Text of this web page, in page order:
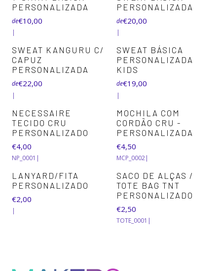
PERSONALIZADA
de€10,00
|
PERSONALIZADA
de€20,00
|
SWEAT KANGURU C/
CAPUZ
PERSONALIZADA
de€22,00
|
SWEAT BÁSICA
PERSONALIZADA
KIDS
de€19,00
|
NECESSAIRE
TECIDO CRU
PERSONALIZADO
€4,00
NP_0001 |
MOCHILA COM
CORDÃO CRU -
PERSONALIZADA
€4,50
MCP_0002|
LANYARD/FITA
PERSONALIZADO
€2,00
|
SACO DE ALÇAS /
TOTE BAG TNT
PERSONALIZADO
€2,50
TOTE_0001 |